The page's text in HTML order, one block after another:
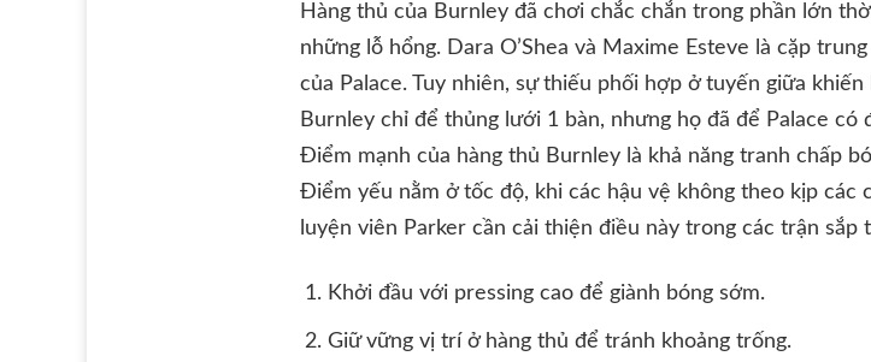
Hàng thủ của Burnley đã chơi chắc chắn trong phần lớn
những lỗ hổng. Dara O’Shea và Maxime Esteve là cặp
của Palace. Tuy nhiên, sự thiếu phối hợp ở tuyến giữa
Burnley chỉ để thủng lưới 1 bàn, nhưng họ đã để Palace
Điểm mạnh của hàng thủ Burnley là khả năng tranh chấp
Điểm yếu nằm ở tốc độ, khi các hậu vệ không theo kịp các
luyện viên Parker cần cải thiện điều này trong các trận
Khởi đầu với pressing cao để giành bóng sớm.
Giữ vững vị trí ở hàng thủ để tránh khoảng trống.